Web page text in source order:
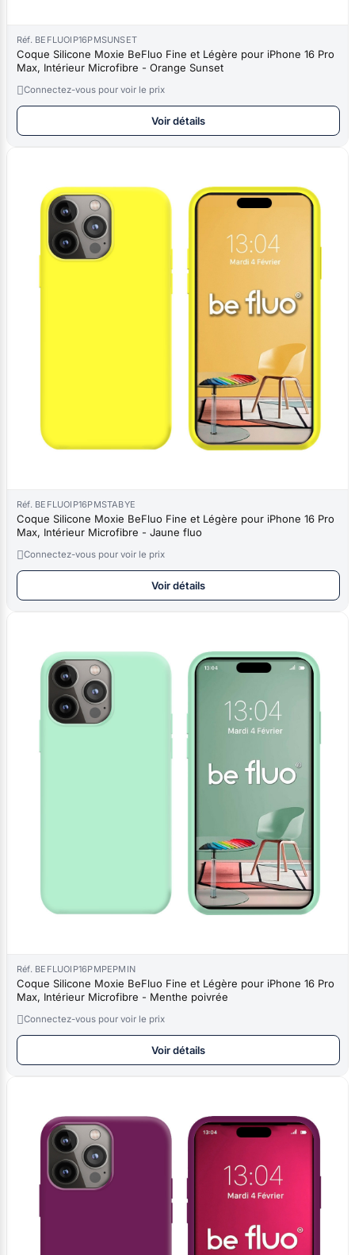
Réf. BEFLUOIP16PMSUNSET
Coque Silicone Moxie BeFluo Fine et Légère pour iPhone 16 Pro
Max, Intérieur Microfibre - Orange Sunset
Connectez-vous pour voir le prix
Voir détails
Réf. BEFLUOIP16PMSTABYE
Coque Silicone Moxie BeFluo Fine et Légère pour iPhone 16 Pro
Max, Intérieur Microfibre - Jaune fluo
Connectez-vous pour voir le prix
Voir détails
Réf. BEFLUOIP16PMPEPMIN
Coque Silicone Moxie BeFluo Fine et Légère pour iPhone 16 Pro
Max, Intérieur Microfibre - Menthe poivrée
Connectez-vous pour voir le prix
Voir détails